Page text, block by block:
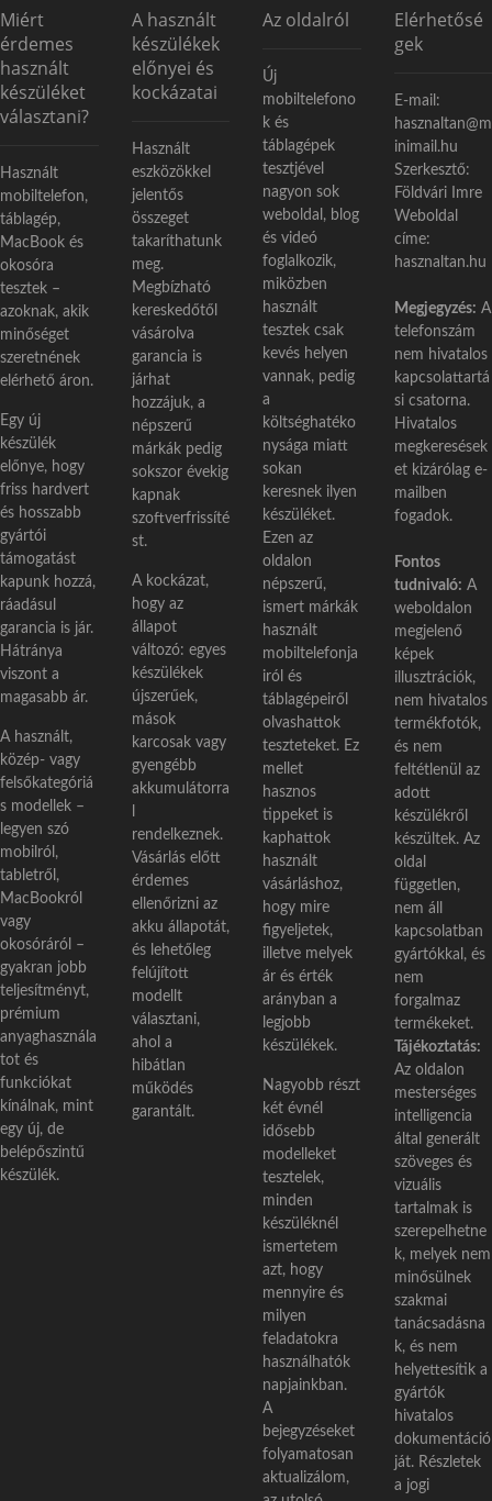
o
:
Miért
érdemes
használt
készüléket
választani?
Használt
mobiltelefon,
táblagép,
MacBook és
okosóra
tesztek –
azoknak, akik
minőséget
szeretnének
elérhető áron.
Egy új
készülék
előnye, hogy
friss hardvert
és hosszabb
gyártói
támogatást
kapunk hozzá,
ráadásul
garancia is jár.
Hátránya
viszont a
magasabb ár.
A használt,
közép- vagy
felsőkategóriá
s modellek –
legyen szó
mobilról,
tabletről,
MacBookról
vagy
okosóráról –
gyakran jobb
teljesítményt,
prémium
anyaghasznála
tot és
funkciókat
kínálnak, mint
egy új, de
belépőszintű
készülék.
A használt
készülékek
előnyei és
kockázatai
Használt
eszközökkel
jelentős
összeget
takaríthatunk
meg.
Megbízható
kereskedőtől
vásárolva
garancia is
járhat
hozzájuk, a
népszerű
márkák pedig
sokszor évekig
kapnak
szoftverfrissíté
st.
A kockázat,
hogy az
állapot
változó: egyes
készülékek
újszerűek,
mások
karcosak vagy
gyengébb
akkumulátorra
rendelkeznek.
Vásárlás előtt
érdemes
ellenőrizni az
akku állapotát,
és lehetőleg
felújított
modellt
választani,
ahol a
hibátlan
működés
garantált.
Az oldalról
Új
mobiltelefono
k és
táblagépek
tesztjével
nagyon sok
weboldal, blog
és videó
foglalkozik,
miközben
használt
tesztek csak
kevés helyen
vannak, pedig
a
költséghatéko
nysága miatt
sokan
keresnek ilyen
készüléket.
Ezen az
oldalon
népszerű,
ismert márkák
használt
mobiltelefonja
iról és
táblagépeiről
olvashattok
teszteteket. Ez
mellet
hasznos
tippeket is
kaphattok
használt
vásárláshoz,
hogy mire
figyeljetek,
illetve melyek
ár és érték
arányban a
legjobb
készülékek.
Nagyobb részt
két évnél
idősebb
modelleket
tesztelek,
minden
készüléknél
ismertetem
azt, hogy
mennyire és
milyen
feladatokra
használhatók
napjainkban.
A
bejegyzéseket
folyamatosan
aktualizálom,
Elérhetősé
gek
E-mail:
hasznaltan@m
inimail.hu
Szerkesztő:
Földvári Imre
Weboldal
címe:
hasznaltan.hu
Megjegyzés: A
telefonszám
nem hivatalos
kapcsolattartá
si csatorna.
Hivatalos
megkeresések
et kizárólag e-
mailben
fogadok.
Fontos
tudnivaló: A
weboldalon
megjelenő
képek
illusztrációk,
nem hivatalos
termékfotók,
és nem
feltétlenül az
adott
készülékről
készültek. Az
oldal
független,
nem áll
kapcsolatban
gyártókkal, és
nem
forgalmaz
termékeket.
Tájékoztatás:
Az oldalon
mesterséges
intelligencia
által generált
szöveges és
vizuális
tartalmak is
szerepelhetne
k, melyek nem
minősülnek
szakmai
tanácsadásna
k, és nem
helyettesítik a
gyártók
hivatalos
dokumentáció
ját. Részletek
a jogi